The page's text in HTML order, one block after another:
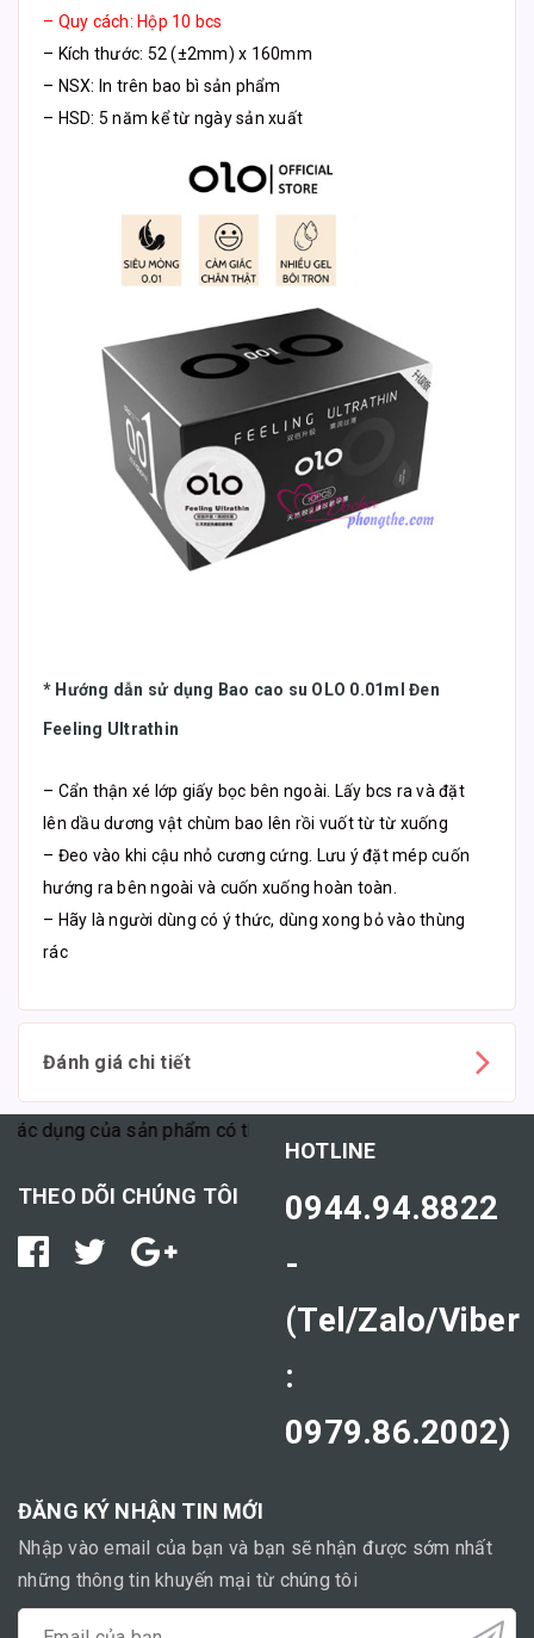
– Quy cách: Hộp 10 bcs
– Kích thước: 52 (±2mm) x 160mm
– NSX: In trên bao bì sản phẩm
– HSD: 5 năm kể từ ngày sản xuất
* Hướng dẫn sử dụng Bao cao su OLO 0.01ml Đen
Feeling Ultrathin
– Cẩn thận xé lớp giấy bọc bên ngoài. Lấy bcs ra và đặt
lên dầu dương vật chùm bao lên rồi vuốt từ từ xuống
– Đeo vào khi cậu nhỏ cương cứng. Lưu ý đặt mép cuốn
hướng ra bên ngoài và cuốn xuống hoàn toàn.
– Hãy là người dùng có ý thức, dùng xong bỏ vào thùng
rác
Đánh giá chi tiết
dụng của sản phẩm có thể tùy thuộc vào cơ địa mỗi người."
THEO DÕI CHÚNG TÔI
HOTLINE
0944.94.8822
-
(Tel/Zalo/Viber
:
0979.86.2002)
ĐĂNG KÝ NHẬN TIN MỚI
Nhập vào email của bạn và bạn sẽ nhận được sớm nhất
những thông tin khuyến mại từ chúng tôi